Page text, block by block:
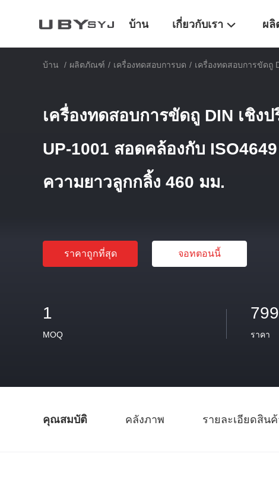
บ้าน เกี่ยวกับเรา ผ
บ้าน / ผลิตภัณฑ์ / เครื่องทดสอบการบด / เครื่องทดสอบการขัดถู
เครื่องทดสอบการขัดถู DIN เชิง
UP-1001 สอดคล้องกับ
ความยาวลูกกลิ้ง 460 มม.
ราคาถูกที่สุด จอทตอนนี้
1
MOQ
799
ราคา
คุณสมบัติ คลังภาพ รายละเอียดสินค้